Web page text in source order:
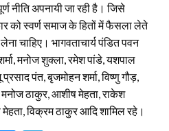
नीति अपनायी जा रही है। जिसे
को स्वर्ण समाज के हितों में फैसला लेते
चाहिए। भागवताचार्य पंडित पवन
मनोज शुक्ला, रमेश पांडे, यशपाल
पंत, बृजमोहन शर्मा, विष्णु गौड़,
मनोज ठाकुर, आशीष मेहता, राकेश
विक्रम ठाकुर आदि शामिल रहे।